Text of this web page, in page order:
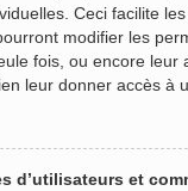
Ceci facilite
modifier les
fois, ou encore leur
leur donner accès à
d’utilisateurs et